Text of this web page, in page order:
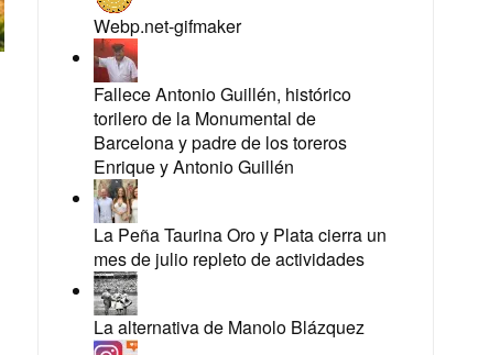
Webp.net-gifmaker
Fallece Antonio Guillén, histórico
torilero de la Monumental de
Barcelona y padre de los toreros
Enrique y Antonio Guillén
La Peña Taurina Oro y Plata cierra un
mes de julio repleto de actividades
La alternativa de Manolo Blázquez